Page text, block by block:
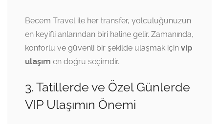
Becem Travel ile her transfer, yolculuğunuzun
en keyifli anlarından biri haline gelir. Zamanında,
konforlu ve güvenli bir şekilde ulaşmak için vip
ulaşım en doğru seçimdir.
3. Tatillerde ve Özel Günlerde
VIP Ulaşımın Önemi